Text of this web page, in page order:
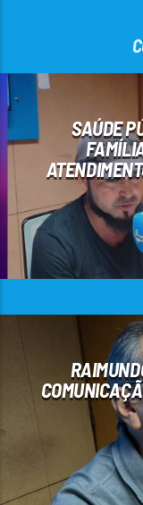
SAÚDE